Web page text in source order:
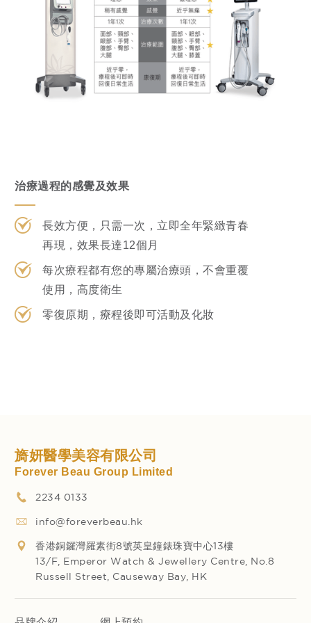
治療過程的感覺及效果
長效方便，只需一次，立即全年緊緻青春
再現，效果長達12個月
每次療程都有您的專屬治療頭，不會重覆
使用，高度衛生
零復原期，療程後即可活動及化妝
旖妍醫學美容有限公司
Forever Beau Group Limited
2234 0133
info@foreverbeau.hk
香港銅鑼灣羅素街8號英皇鐘錶珠寶中心13樓
13/F, Emperor Watch & Jewellery Centre, No.8
Russell Street, Causeway Bay, HK